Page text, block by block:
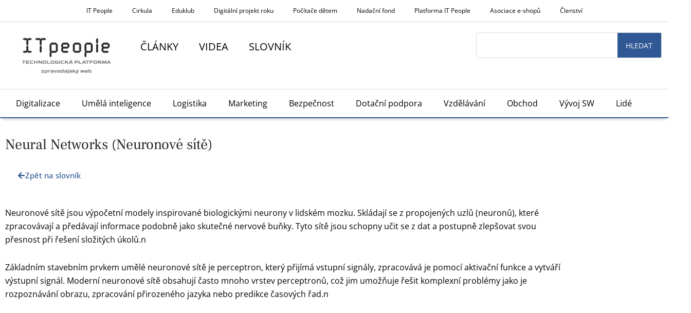
na
IT People Cirkula Eduklub Digitální projekt roku Počítače dětem Nadační fond Platforma IT People Asociace e-shopů Členství
ČLÁNKY VIDEA SLOVNÍK HLEDAT
Digitalizace Umělá inteligence Logistika Marketing Bezpečnost Dotační podpora Vzdělávání Obchod Vývoj SW Lidé
Neural Networks (Neuronové sítě)
Zpět na slovník
Neuronové sítě jsou výpočetní modely inspirované biologickými neurony v lidském mozku. Skládají se z propojených uzlů (neuronů), které
zpracovávají a předávají informace podobně jako skutečné nervové buňky. Tyto sítě jsou schopny učit se z dat a postupně zlepšovat svou
přesnost při řešení složitých úkolů.n
Základním stavebním prvkem umělé neuronové sítě je perceptron, který přijímá vstupní signály, zpracovává je pomocí aktivační funkce a vytváří
výstupní signál. Moderní neuronové sítě obsahují často mnoho vrstev perceptronů, což jim umožňuje řešit komplexní problémy jako je
rozpoznávání obrazu, zpracování přirozeného jazyka nebo predikce časových řad.n